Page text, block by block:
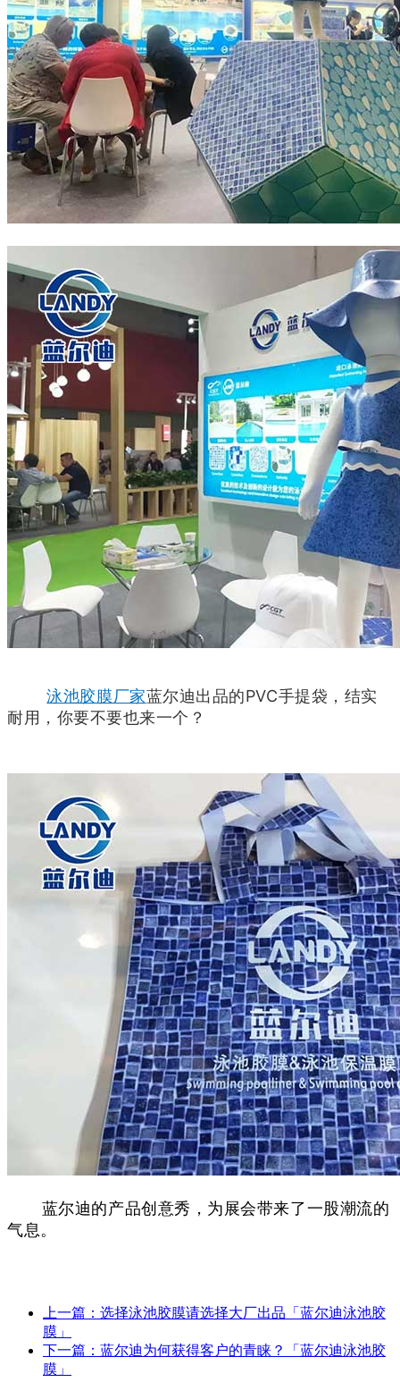
泳池胶膜厂家蓝尔迪出品的PVC手提袋，结实
耐用，你要不要也来一个？
蓝尔迪的产品创意秀，为展会带来了一股潮流的
气息。
上一篇：选择泳池胶膜请选择大厂出品「蓝尔迪泳池胶
膜」
下一篇：蓝尔迪为何获得客户的青睐？「蓝尔迪泳池胶
膜」